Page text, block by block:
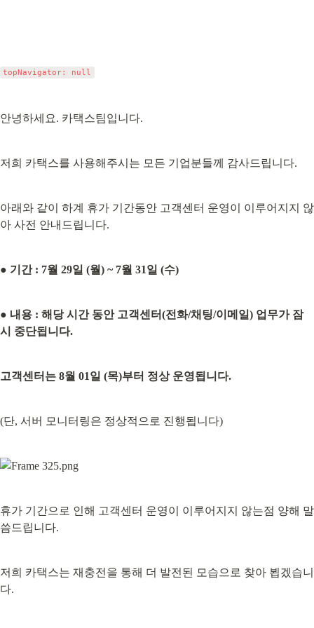
안녕하세요. 카택스팀입니다.
저희 카택스를 사용해주시는 모든 기업분들께 감사드립니다.
아래와 같이 하계 휴가 기간동안 고객센터 운영이 이루어지지 않
아 사전 안내드립니다.
● 기간 : 7월 29일 (월) ~ 7월 31일 (수)
● 내용 : 해당 시간 동안 고객센터(전화/채팅/이메일) 업무가 잠
시 중단됩니다.
고객센터는 8월 01일 (목)부터 정상 운영됩니다.
(단, 서버 모니터링은 정상적으로 진행됩니다)
휴가 기간으로 인해 고객센터 운영이 이루어지지 않는점 양해 말
씀드립니다.
저희 카택스는 재충전을 통해 더 발전된 모습으로 찾아 뵙겠습니
다.